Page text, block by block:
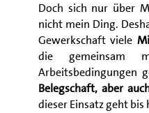
Doch sich nur über
nicht mein Ding.
Gewerkschaft viele
die gemeinsam
Arbeitsbedingungen
Belegschaft, aber
dieser Einsatz geht bis